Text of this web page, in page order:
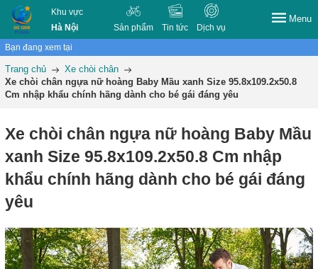
Khu vực
Hà Nội
Sản phẩm Tin tức Dịch vụ
Menu
Bạn đang xem tại
Trang chủ
Xe chòi chân
Xe chòi chân ngựa nữ hoàng Baby Mầu xanh Size 95.8x109.2x50.8
Cm nhập khẩu chính hãng dành cho bé gái đáng yêu
Xe chòi chân ngựa nữ hoàng Baby Mầu
xanh Size 95.8x109.2x50.8 Cm nhập
khẩu chính hãng dành cho bé gái đáng
yêu